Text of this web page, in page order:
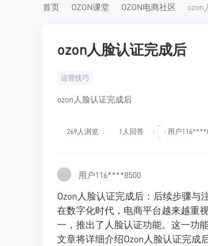
首页 OZON课堂 OZON电商社区 ozon
ozon人脸认证完成后
运营技巧
ozon人脸认证完成后
269人浏览 1人回答 用户
用户116****8500
Ozon人脸认证完成后：后续步骤与
在数字化时代，电商平台越来越重
一，推出了人脸认证功能。这一功
文章将详细介绍Ozon人脸认证完成